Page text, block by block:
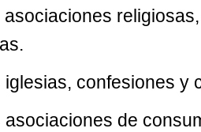
asociaciones
iglesias, confesiones y
asociaciones de